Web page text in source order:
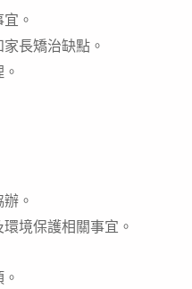
。
長矯治缺點。
。
境保護相關事宜。